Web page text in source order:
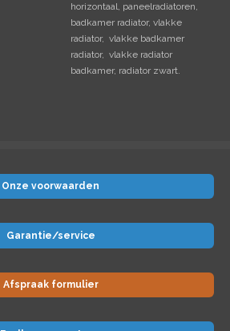
horizontaal, paneelradiatoren,
badkamer radiator, vlakke
radiator, vlakke badkamer
radiator, vlakke radiator
badkamer, radiator zwart.
Onze voorwaarden
Garantie/service
Afspraak formulier